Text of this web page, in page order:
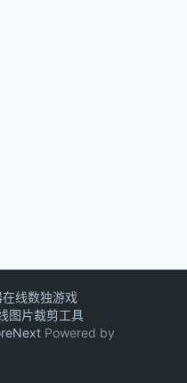
在线数独游戏
图片裁剪工具
Powered by